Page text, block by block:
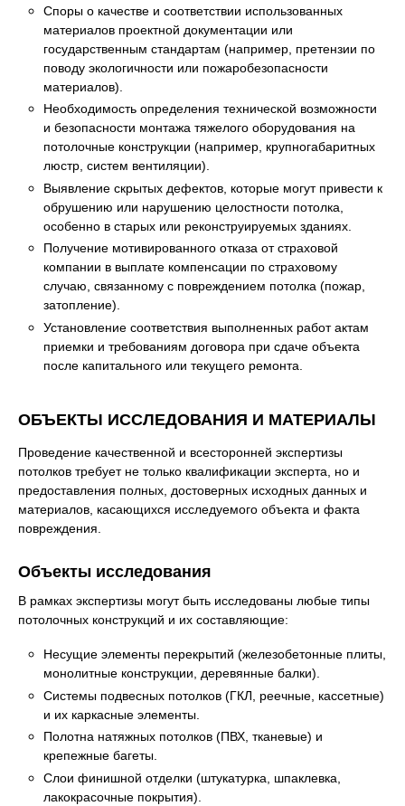
Споры о качестве и соответствии использованных
материалов проектной документации или
государственным стандартам (например, претензии по
поводу экологичности или пожаробезопасности
материалов).
Необходимость определения технической возможности
и безопасности монтажа тяжелого оборудования на
потолочные конструкции (например, крупногабаритных
люстр, систем вентиляции).
Выявление скрытых дефектов, которые могут привести к
обрушению или нарушению целостности потолка,
особенно в старых или реконструируемых зданиях.
Получение мотивированного отказа от страховой
компании в выплате компенсации по страховому
случаю, связанному с повреждением потолка (пожар,
затопление).
Установление соответствия выполненных работ актам
приемки и требованиям договора при сдаче объекта
после капитального или текущего ремонта.
ОБЪЕКТЫ ИССЛЕДОВАНИЯ И МАТЕРИАЛЫ
Проведение качественной и всесторонней экспертизы
потолков требует не только квалификации эксперта, но и
предоставления полных, достоверных исходных данных и
материалов, касающихся исследуемого объекта и факта
повреждения.
Объекты исследования
В рамках экспертизы могут быть исследованы любые типы
потолочных конструкций и их составляющие:
Несущие элементы перекрытий (железобетонные плиты,
монолитные конструкции, деревянные балки).
Системы подвесных потолков (ГКЛ, реечные, кассетные)
и их каркасные элементы.
Полотна натяжных потолков (ПВХ, тканевые) и
крепежные багеты.
Слои финишной отделки (штукатурка, шпаклевка,
лакокрасочные покрытия).